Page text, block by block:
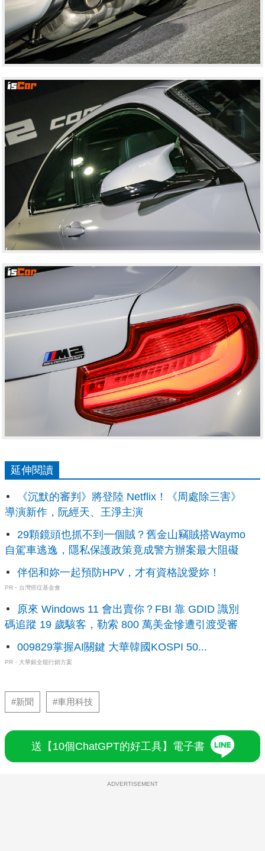
延伸閱讀
《沉默的審判》將登陸 Netflix！《周處除三害》
導演新作，阮經天、王淨主演
29顆鏡頭也抓不到一個賊？舊金山竊賊搭Waymo
自駕車逃逸，隱私保護政策竟成警方辦案最大阻礙
伴侶和妳一起預防HPV，才有資格說愛妳！
PR・台灣癌症基金會
原來 Windows 11 會出賣你？FBI 靠 GDID 識別
碼追蹤 19 歲駭客，勒索 800 萬美金慘遭引渡受審
009829掌握AI關鍵 大華韓國KOSPI 50...
PR・大華銀全能行銷方案
#新聞 #車用科技
送【10個ChatGPT的好工具】電子書
ADVERTISEMENT